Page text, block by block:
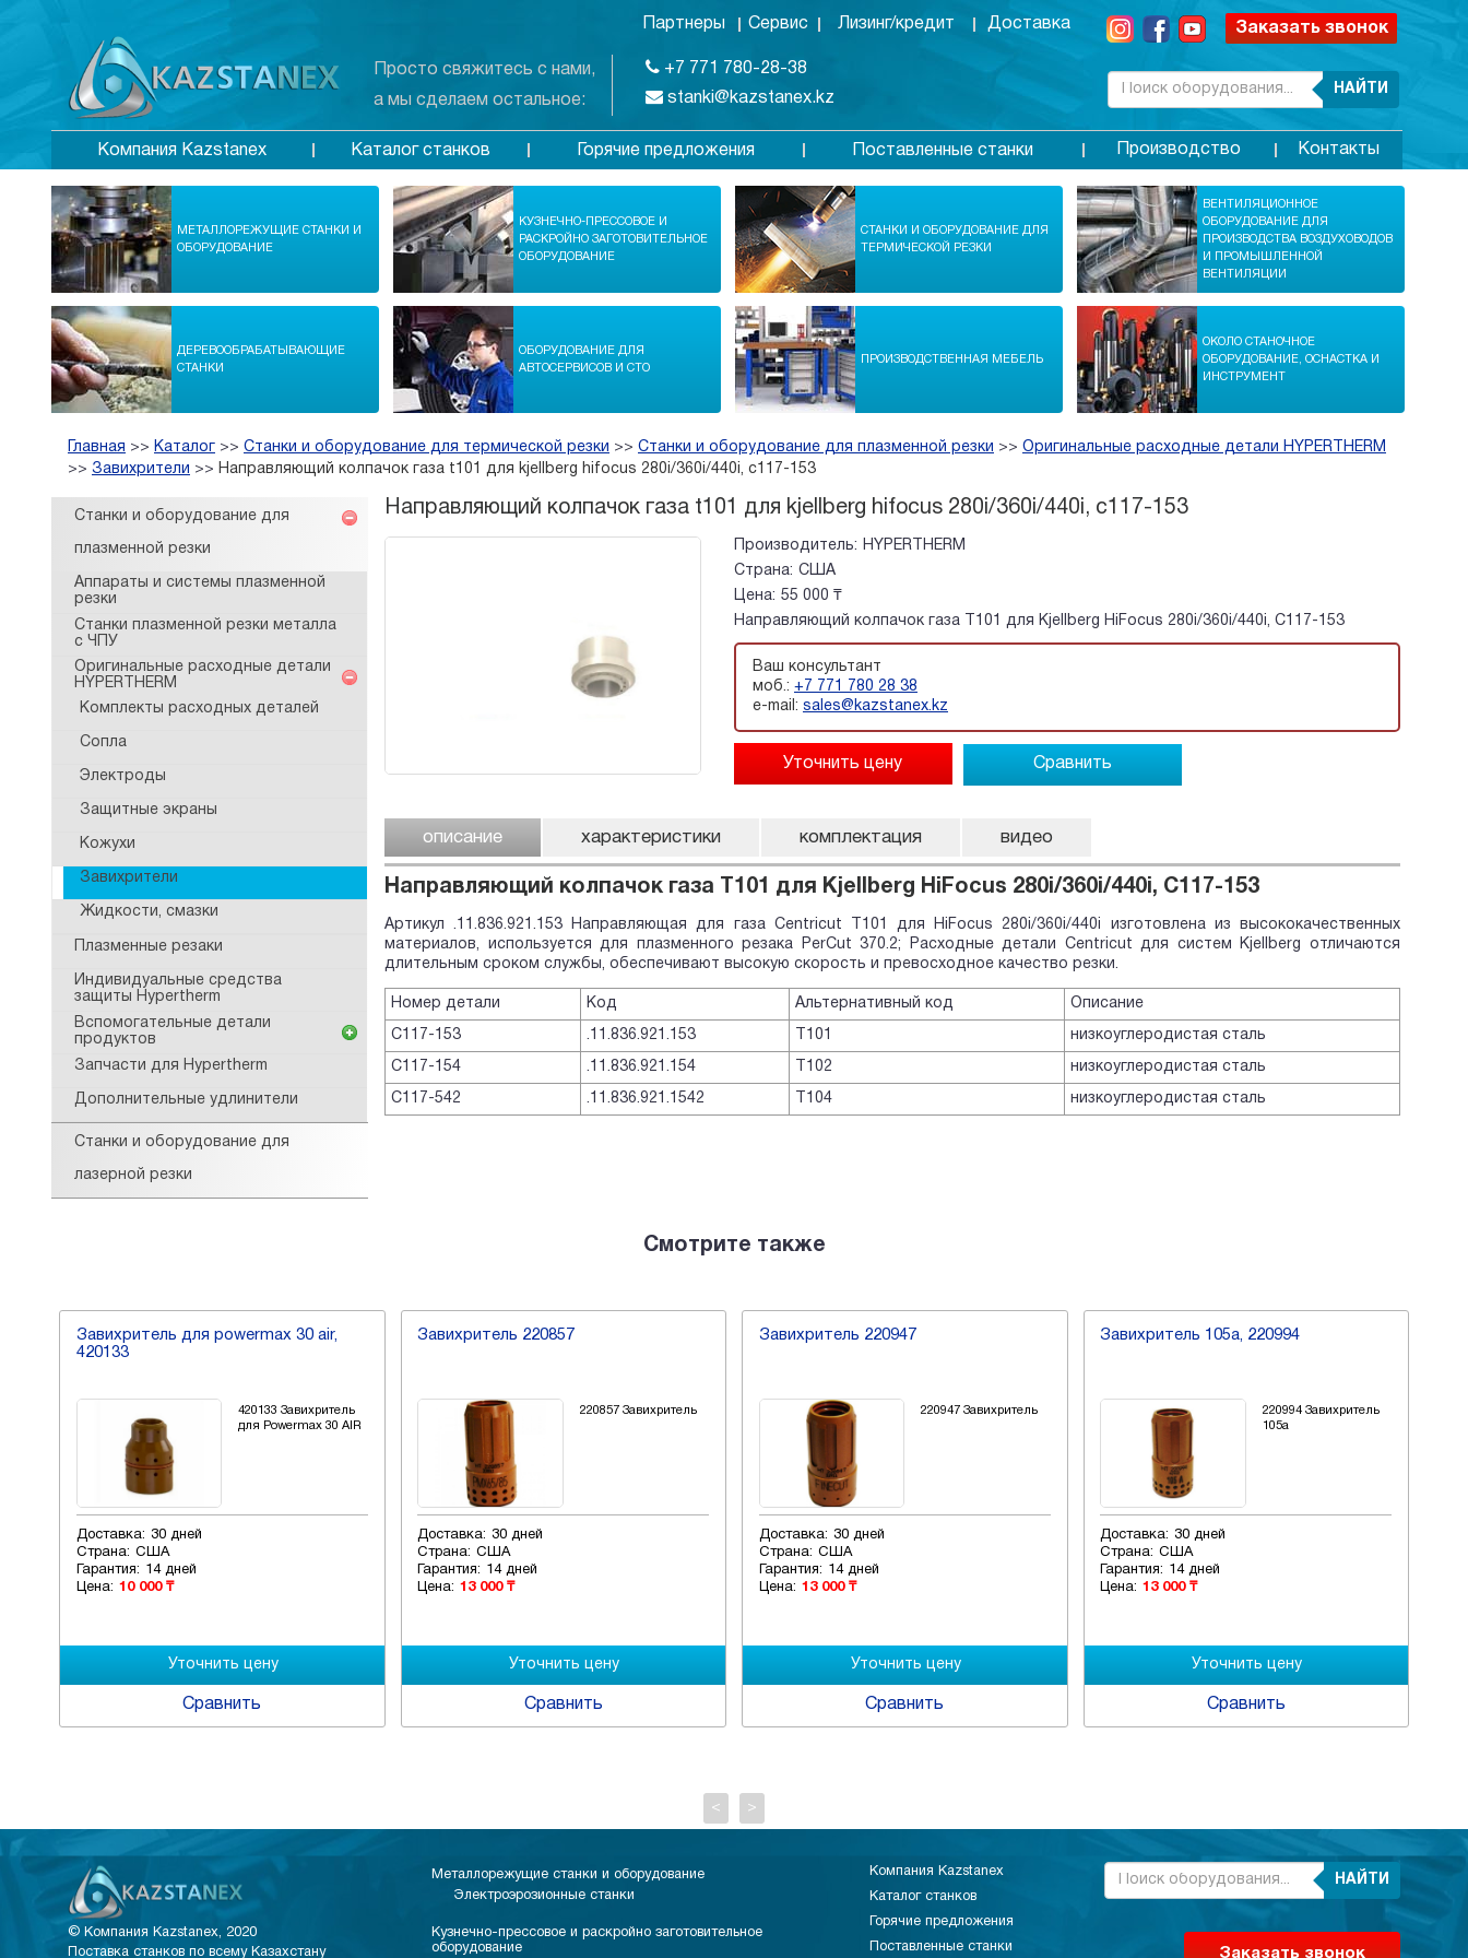
Просто свяжитесь с нами,
а мы сделаем остальное:
Партнеры Сервис Лизинг/кредит Доставка
+7 771 780-28-38
stanki@kazstanex.kz
Заказать звонок
НАЙТИ
Компания Kazstanex Каталог станков Горячие предложения Поставленные станки Производство Контакты
МЕТАЛЛОРЕЖУЩИЕ СТАНКИ И
ОБОРУДОВАНИЕ
КУЗНЕЧНО-ПРЕССОВОЕ И
РАСКРОЙНО ЗАГОТОВИТЕЛЬНОЕ
ОБОРУДОВАНИЕ
СТАНКИ И ОБОРУДОВАНИЕ ДЛЯ
ТЕРМИЧЕСКОЙ РЕЗКИ
ВЕНТИЛЯЦИОННОЕ
ОБОРУДОВАНИЕ ДЛЯ
ПРОИЗВОДСТВА ВОЗДУХОВОДОВ
И ПРОМЫШЛЕННОЙ
ВЕНТИЛЯЦИИ
ДЕРЕВООБРАБАТЫВАЮЩИЕ
СТАНКИ
ОБОРУДОВАНИЕ ДЛЯ
АВТОСЕРВИСОВ И СТО
ПРОИЗВОДСТВЕННАЯ МЕБЕЛЬ
ОКОЛО СТАНОЧНОЕ
ОБОРУДОВАНИЕ, ОСНАСТКА И
ИНСТРУМЕНТ
Главная >> Каталог >> Станки и оборудование для термической резки >> Станки и оборудование для плазменной резки >> Оригинальные расходные детали HYPERTHERM
>> Завихрители >> Направляющий колпачок газа t101 для kjellberg hifocus 280i/360i/440i, c117-153
Станки и оборудование для
плазменной резки
Аппараты и системы плазменной
резки
Станки плазменной резки металла
с ЧПУ
Оригинальные расходные детали
HYPERTHERM
Комплекты расходных деталей
Сопла
Электроды
Защитные экраны
Кожухи
Завихрители
Жидкости, смазки
Плазменные резаки
Индивидуальные средства
защиты Hypertherm
Вспомогательные детали
продуктов
Запчасти для Hypertherm
Дополнительные удлинители
Станки и оборудование для
лазерной резки
Направляющий колпачок газа t101 для kjellberg hifocus 280i/360i/440i, c117-153
Производитель:
HYPERTHERM
Страна: США
Цена: 55 000 ₸
Направляющий колпачок газа T101 для Kjellberg HiFocus 280i/360i/440i, C117-153
Ваш консультант
моб.: +7 771 780 28 38
e-mail: sales@kazstanex.kz
Сравнить
описание характеристики комплектация видео
Направляющий колпачок газа T101 для Kjellberg HiFocus 280i/360i/440i, C117-153
Артикул .11.836.921.153 Направляющая для газа Centricut T101 для HiFocus 280i/360i/440i изготовлена из высококачественных
материалов, используется для плазменного резака PerCut 370.2; Расходные детали Centricut для систем Kjellberg отличаются
длительным сроком службы, обеспечивают высокую скорость и превосходное качество резки.
Номер детали Код Альтернативный код Описание
С117-153 .11.836.921.153 T101 низкоуглеродистая сталь
С117-154 .11.836.921.154 T102 низкоуглеродистая сталь
С117-542 .11.836.921.1542 T104 низкоуглеродистая сталь
Смотрите также
Завихритель для powermax 30 air,
420133
420133 Завихритель
для Powermax 30 AIR
Доставка: 30 дней
Страна: США
Гарантия:
14 дней
Цена: 10 000 ₸
Сравнить
Завихритель 220857
220857 Завихритель
Доставка: 30 дней
Страна: США
Гарантия:
14 дней
Цена: 13 000 ₸
Сравнить
Завихритель 220947
220947 Завихритель
Доставка: 30 дней
Страна: США
Гарантия:
14 дней
Цена: 13 000 ₸
Сравнить
Завихритель 105а, 220994
220994 Завихритель
105а
Доставка: 30 дней
Страна: США
Гарантия:
14 дней
Цена: 13 000 ₸
Сравнить
< >
© Компания Kazstanex, 2020
Поставка станков по всему Казахстану
Металлорежущие станки и оборудование
Электроэрозионные станки
Кузнечно-прессовое и раскройно заготовительное
оборудование
Компания Kazstanex
Каталог станков
Горячие предложения
Поставленные станки
НАЙТИ
Заказать звонок